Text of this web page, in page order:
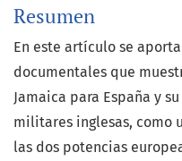
Resumen
En este artículo se
documentales que
Jamaica para España y
militares inglesas, como
las dos potencias